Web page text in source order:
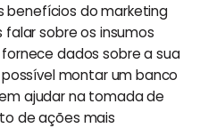
benefícios do marketing
sobre os insumos
dados sobre a sua
montar um banco
ajudar na tomada de
de ações mais